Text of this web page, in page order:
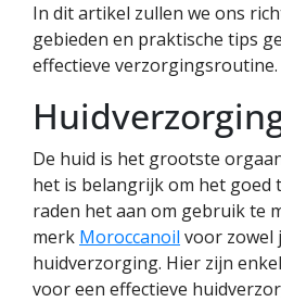
In dit artikel zullen we ons
gebieden en praktische tips
effectieve verzorgingsroutine.
De huid is het grootste
het is belangrijk om het goed
raden het aan om gebruik te
merk Moroccanoil voor zowel
huidverzorging. Hier zijn
voor een effectieve